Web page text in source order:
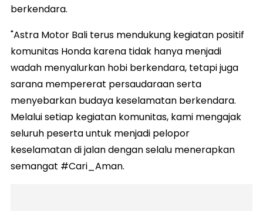
berkendara.
"Astra Motor Bali terus mendukung kegiatan positif
komunitas Honda karena tidak hanya menjadi
wadah menyalurkan hobi berkendara, tetapi juga
sarana mempererat persaudaraan serta
menyebarkan budaya keselamatan berkendara.
Melalui setiap kegiatan komunitas, kami mengajak
seluruh peserta untuk menjadi pelopor
keselamatan di jalan dengan selalu menerapkan
semangat #Cari_Aman.